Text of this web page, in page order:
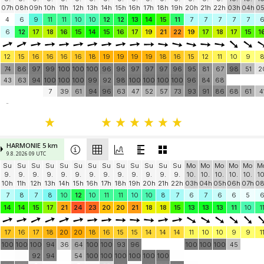
07h 08h 09h 10h 11h
12h 13h 14h 15h 16h 17h 18h 19h 20h 21h 22h 03h 04h
4
6 9 11 11 10 10 12 12 13 14 15 11 7 7 7 7 7
6
6
12 17 18 16 15 14 15 16 17 19 21 22 19 17 18 17 15
12 15 16 16 16 16 18 19 19 19 19 18 16 15 12 11 10 9
8
74
43
86
63
97
94
99
100
7
100
100
39
100
100
61
100
99
94
96
92
96
96
98
63
97
100
47
97
100
52
97
100
57
96
100
73
95
96
93
81
84
91
67
68
86
98
68
51
61
-
HARMONIE 5 km
9.8. 2026 09 UTC
Su
9.
10h
Su
9.
11h
Su
9.
12h
Su
9.
13h
Su
9.
14h
Su
9.
15h
Su
9.
16h
Su
9.
17h
Su
9.
18h
Su
9.
19h
Su
9.
20h
Su
9.
21h
Su
9.
22h
Mo
10.
03h
Mo
10.
04h
Mo
10.
05h
Mo
10.
06h
Mo
10.
07h
7
8 7 8 10 12 10 11 11 10 10 8 7 6 7 6 6 5
6
14
14 15 17 21 24 23 20 20 21 18 18 15 13 13 13 11 10 11
17 16 17 18 20 20 18 16 15 15 14 14 14 11 10 10 9 9
11
100 100 100
92
94
94
36
64
54
100
100
100
100
93
100
96
100 100 100
100 100 100 45